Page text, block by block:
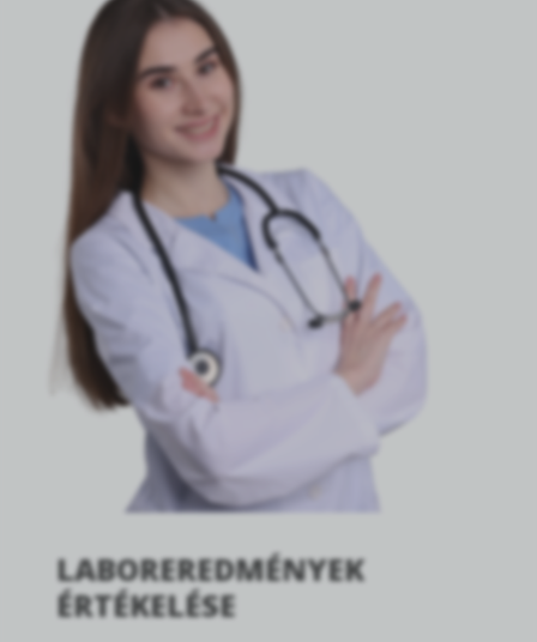
LABOREREDMÉNYEK
ÉRTÉKELÉSE